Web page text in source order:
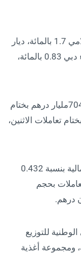
جاء ذلك وسط ارتفع سهم بنك دبي الإسلامي 1.7 بالمائة، ديار
للتطوير 2.07 بالمائة، وشركة كهرباء وماء دبي 0.83 بالمائة،
وسجلت القيمة السوقية لأسهم دبي 704.68مليار درهم بختام
مليار درهم بختام تعاملات الاثنين،
وانخفض مؤشر سوق أبوظبي للأوراق المالية بنسبة 0.432
وسط تعاملات بحجم
للتوزيع
للإمداد 0.61 بالمائة، ومجموعة أغذية